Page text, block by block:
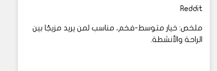
Reddit
ملخص: خيار متوسط-فخم، مناسب لمن يريد مزيجًا بين
الراحة والأنشطة.